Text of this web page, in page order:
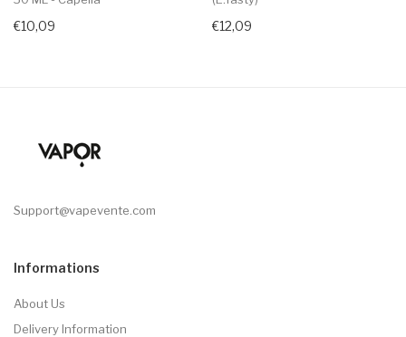
€10,09 €12,09
Support@vapevente.com
Informations
About Us
Delivery Information